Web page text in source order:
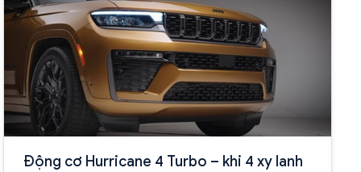
Động cơ Hurricane 4 Turbo – khi 4 xy lanh